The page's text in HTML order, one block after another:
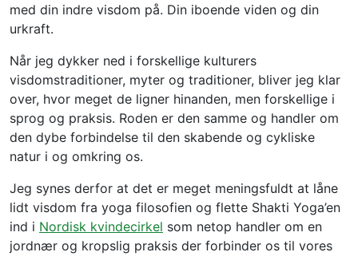
med din indre visdom på. Din iboende viden og din
urkraft.
Når jeg dykker ned i forskellige kulturers
visdomstraditioner, myter og traditioner, bliver jeg klar
over, hvor meget de ligner hinanden, men forskellige i
sprog og praksis. Roden er den samme og handler om
den dybe forbindelse til den skabende og cykliske
natur i og omkring os.
Jeg synes derfor at det er meget meningsfuldt at låne
lidt visdom fra yoga filosofien og flette Shakti Yoga’en
ind i Nordisk kvindecirkel som netop handler om en
jordnær og kropslig praksis der forbinder os til vores